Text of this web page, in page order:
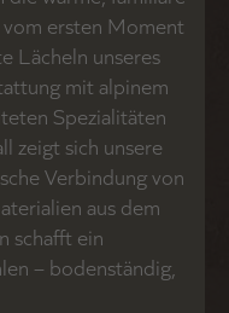
ersten Moment
Lächeln unseres
mit alpinem
Spezialitäten
zeigt sich unsere
Verbindung von
aus dem
schafft ein
– bodenständig,